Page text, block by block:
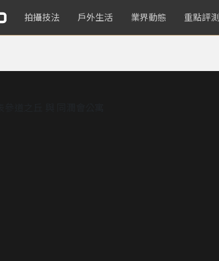
拍攝技法 戶外生活 業界動態 重點評測